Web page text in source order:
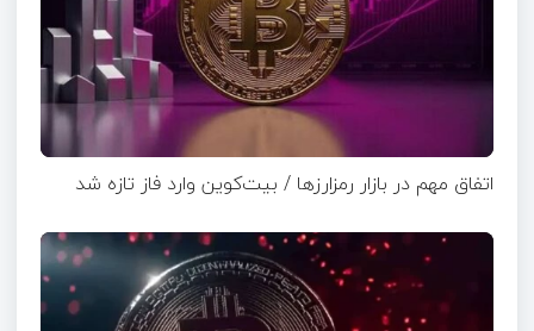
اتفاق مهم در بازار رمزارزها / بیت‌کوین وارد فاز تازه شد